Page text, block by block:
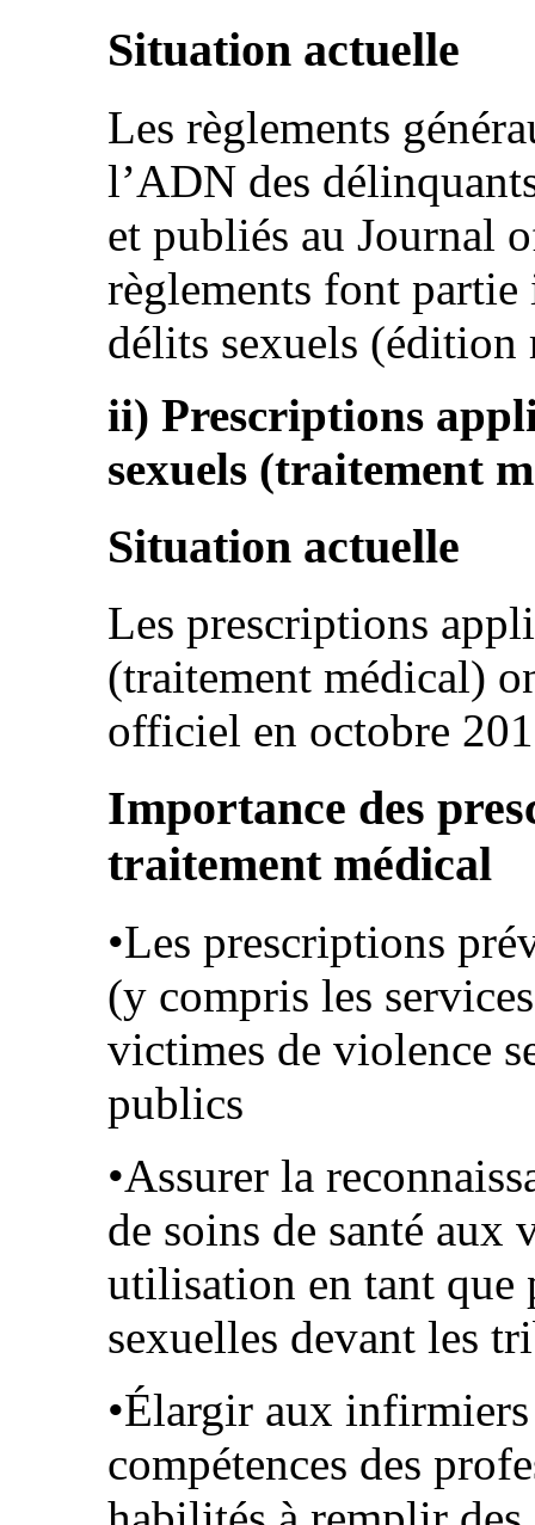
Situation actuelle
Les règlements
l’ADN des
et publiés au Journal
règlements font
délits sexuels (édition
ii) Prescriptions
sexuels (traitement
Situation actuelle
Les prescriptions
(traitement médical)
officiel en octobre
Importance des
traitement médical
•Les prescriptions
(y compris les
victimes de violence
publics
•Assurer la
de soins de santé
utilisation en tant que
sexuelles devant les
•Élargir aux
compétences des